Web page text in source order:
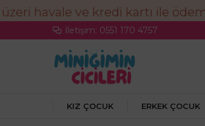
İletişim: 0551 170 4757
KIZ ÇOCUK ERKEK ÇOCUK